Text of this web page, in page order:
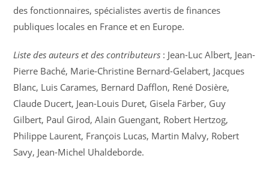
des fonctionnaires, spécialistes avertis de finances
publiques locales en France et en Europe.
Liste des auteurs et des contributeurs : Jean-Luc Albert, Jean-
Pierre Baché, Marie-Christine Bernard-Gelabert, Jacques
Blanc, Luis Carames, Bernard Dafflon, René Dosière,
Claude Ducert, Jean-Louis Duret, Gisela Färber, Guy
Gilbert, Paul Girod, Alain Guengant, Robert Hertzog,
Philippe Laurent, François Lucas, Martin Malvy, Robert
Savy, Jean-Michel Uhaldeborde.